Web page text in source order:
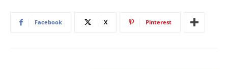
Facebook X Pinterest